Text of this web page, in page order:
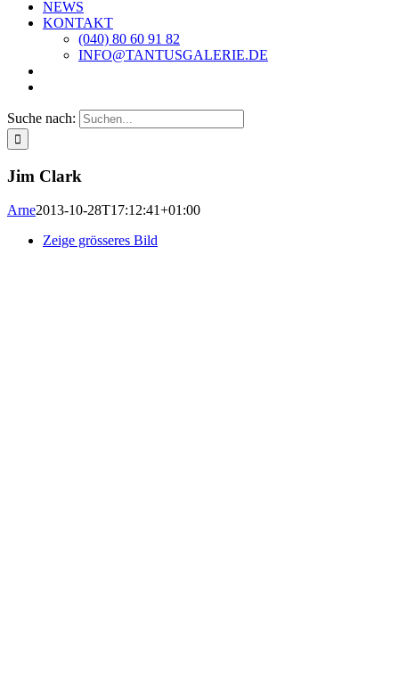
NEWS
KONTAKT
(040) 80 60 91 82
INFO@TANTUSGALERIE.DE
Suche nach:
Jim Clark
Arne2013-10-28T17:12:41+01:00
Zeige grösseres Bild